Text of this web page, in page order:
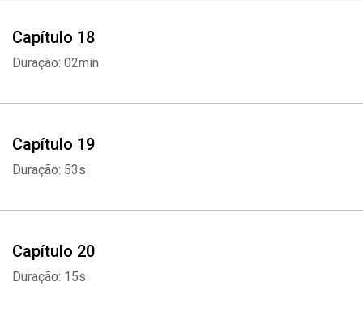
Capítulo 18
Duração: 02min
Capítulo 19
Duração: 53s
Capítulo 20
Duração: 15s